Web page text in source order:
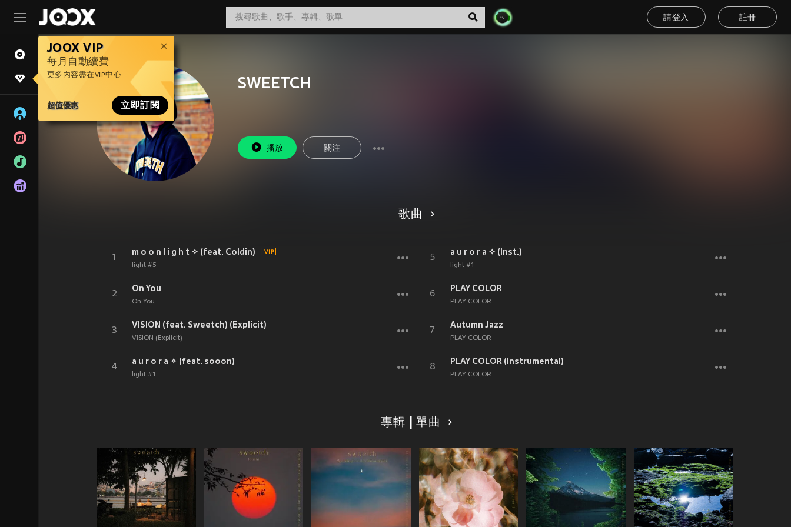
請登入 註冊
JOOX VIP
每月自動續費
更多內容盡在VIP中心
超值優惠 立即訂閱
SWEETCH
播放 關注
歌曲
1
m o o n l i g h t ✧ (feat. Coldin)
light #5
2
On You
On You
3
VISION (feat. Sweetch) (Explicit)
VISION (Explicit)
4
a u r o r a ✧ (feat. sooon)
light #1
5
a u r o r a ✧ (Inst.)
light #1
6
PLAY COLOR
PLAY COLOR
7
Autumn Jazz
PLAY COLOR
8
PLAY COLOR (Instrumental)
PLAY COLOR
專輯 | 單曲